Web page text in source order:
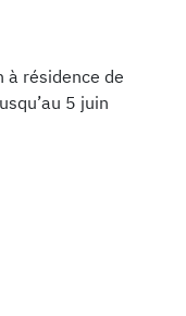
à résidence de
5 juin